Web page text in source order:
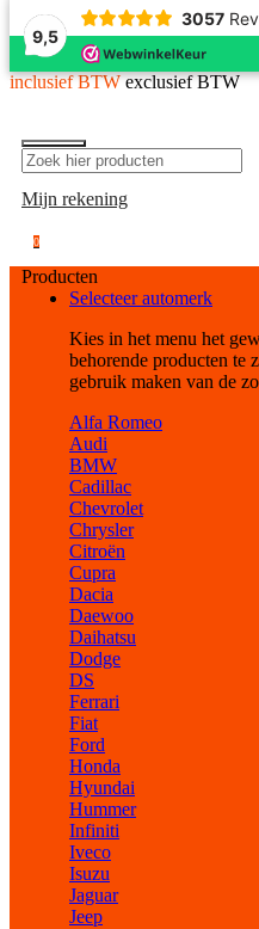
9,5
3057
inclusief BTW exclusief BTW
Mijn rekening
0
Producten
Selecteer automerk
Kies in het menu het
behorende producten te
gebruik maken van de
Alfa Romeo
Audi
BMW
Cadillac
Chevrolet
Chrysler
Citroën
Cupra
Dacia
Daewoo
Daihatsu
Dodge
DS
Ferrari
Fiat
Ford
Honda
Hyundai
Hummer
Infiniti
Iveco
Isuzu
Jaguar
Jeep